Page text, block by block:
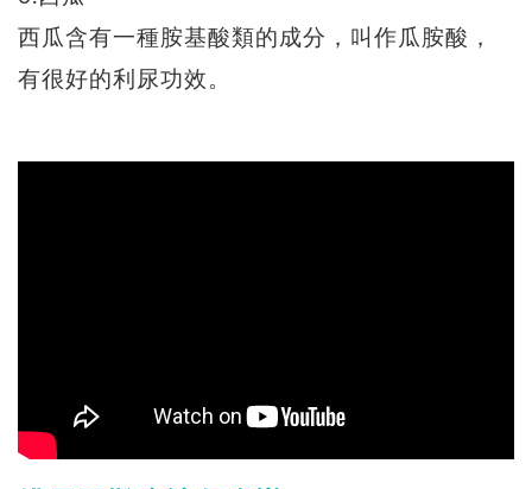
西瓜含有一種胺基酸類的成分，叫作瓜胺酸，
有很好的利尿功效。